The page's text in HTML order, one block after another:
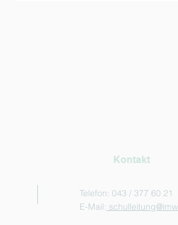
Kontakt
Telefon: 043 / 377 60 21
E-Mail: